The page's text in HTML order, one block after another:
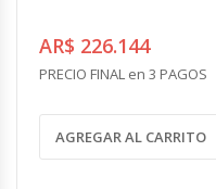
AR$ 226.144
PRECIO FINAL en 3 PAGOS
AGREGAR AL CARRITO